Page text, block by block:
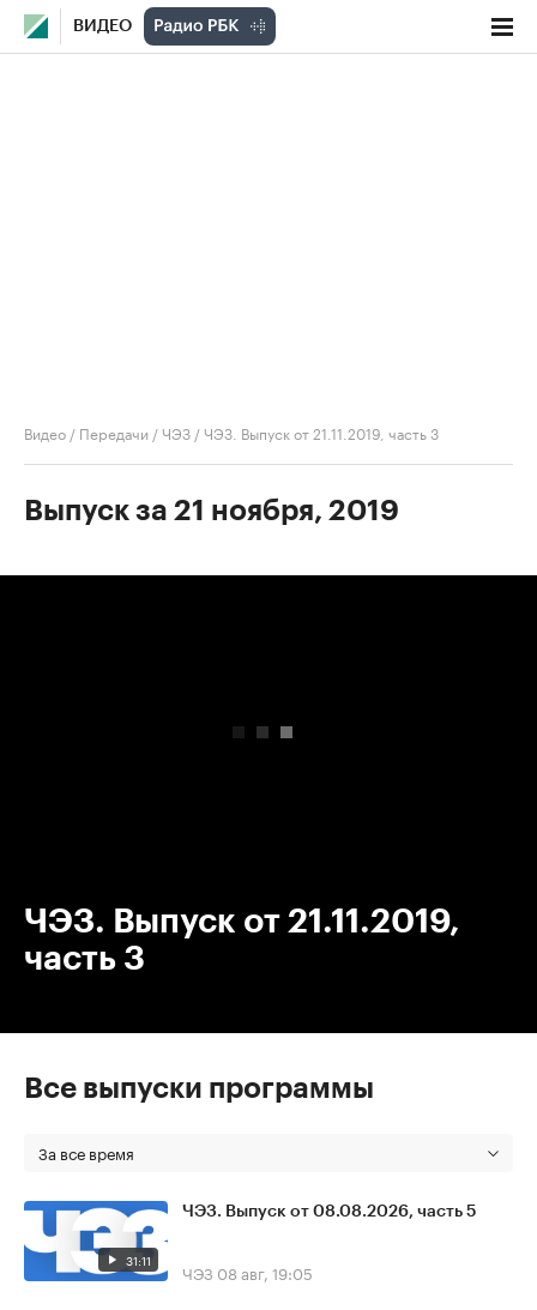
ВИДЕО
Видео / Передачи /ЧЭЗ /ЧЭЗ. Выпуск от 21.11.2019, часть 3
Выпуск за 21 ноября, 2019
ЧЭЗ. Выпуск от 21.11.2019,
часть 3
Все выпуски программы
За все время
31:11
ЧЭЗ. Выпуск от 08.08.2026, часть 5
ЧЭЗ 08 авг, 19:05